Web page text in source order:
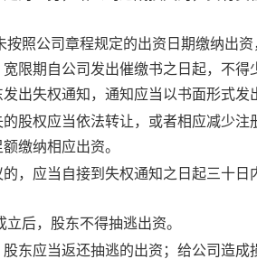
按照公司章程规定的出资日期缴纳出
限期自公司发出催缴书之日起，不
出失权通知，通知应当以书面形式
股权应当依法转让，或者相应减少
缴纳相应出资。
，应当自接到失权通知之日起三十日
立后，股东不得抽逃出资。
东应当返还抽逃的出资；给公司造